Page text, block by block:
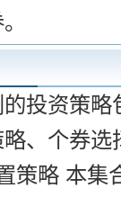
投资策
略、个券
策略 本集